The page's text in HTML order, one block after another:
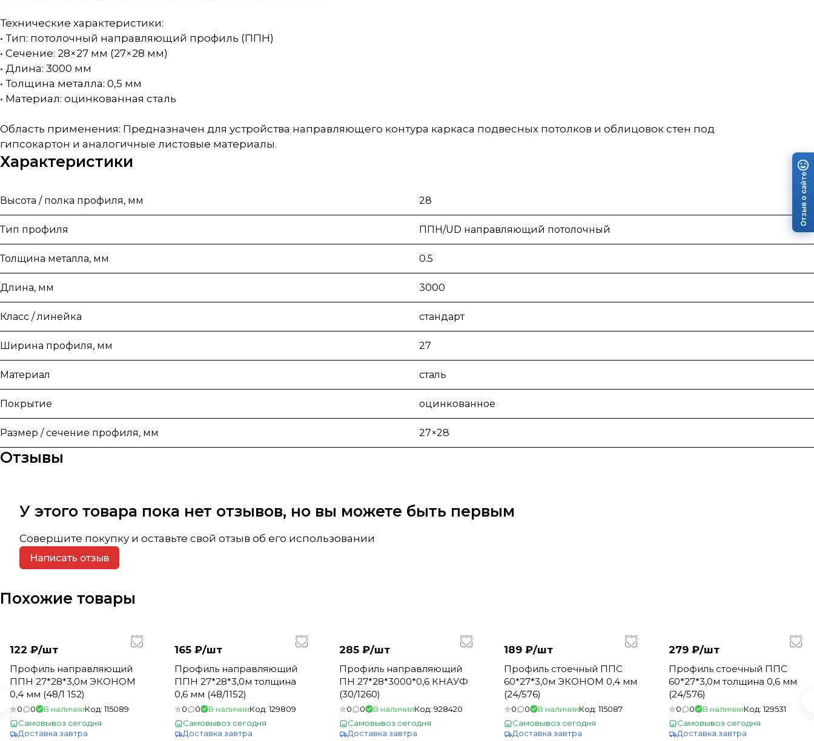
Технические характеристики:
• Тип: потолочный направляющий профиль (ППН)
• Сечение: 28×27 мм (27×28 мм)
• Длина: 3000 мм
• Толщина металла: 0,5 мм
• Материал: оцинкованная сталь
Область применения: Предназначен для устройства направляющего контура каркаса подвесных потолков и облицовок стен под
гипсокартон и аналогичные листовые материалы.
Характеристики
Высота / полка профиля, мм 28
Тип профиля ППН/UD направляющий потолочный
Толщина металла, мм 0.5
Длина, мм 3000
Класс / линейка стандарт
Ширина профиля, мм 27
Материал сталь
Покрытие оцинкованное
Размер / сечение профиля, мм 27×28
Отзывы
У этого товара пока нет отзывов, но вы можете быть первым
Совершите покупку и оставьте свой отзыв об его использовании
Написать отзыв
Похожие товары
122 ₽/шт
Профиль направляющий
ППН 27*28*3,0м ЭКОНОМ
0,4 мм (48/1 152)
0 0 В наличииКод:115089
Самовывоз сегодня
Доставка завтра
165 ₽/шт
Профиль направляющий
ППН 27*28*3,0м толщина
0,6 мм (48/1152)
0 0 В наличииКод:129809
Самовывоз сегодня
Доставка завтра
285 ₽/шт
Профиль направляющий
ПН 27*28*3000*0,6 КНАУФ
(30/1260)
0 0 В наличииКод: 928420
Самовывоз сегодня
Доставка завтра
189 ₽/шт
Профиль стоечный ППС
60*27*3,0м ЭКОНОМ 0,4 мм
(24/576)
0 0 В наличииКод:115087
Самовывоз сегодня
Доставка завтра
279 ₽/шт
Профиль стоечный ППС
60*27*3,0м толщина 0,6 мм
(24/576)
0 0 В наличииКод:129531
Самовывоз сегодня
Доставка завтра
Отзыв о сайте